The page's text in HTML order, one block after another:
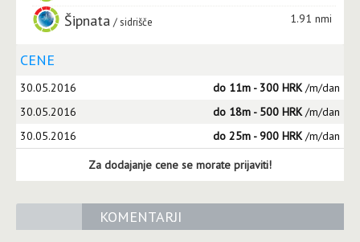
Šipnata sidrišče 1.91 nmi
CENE
30.05.2016 do 11m - 300 HRK/m/dan
30.05.2016
do 18m - 500 HRK/m/dan
30.05.2016
do 25m - 900 HRK/m/dan
Za dodajanje cene se morate prijaviti!
KOMENTARJI